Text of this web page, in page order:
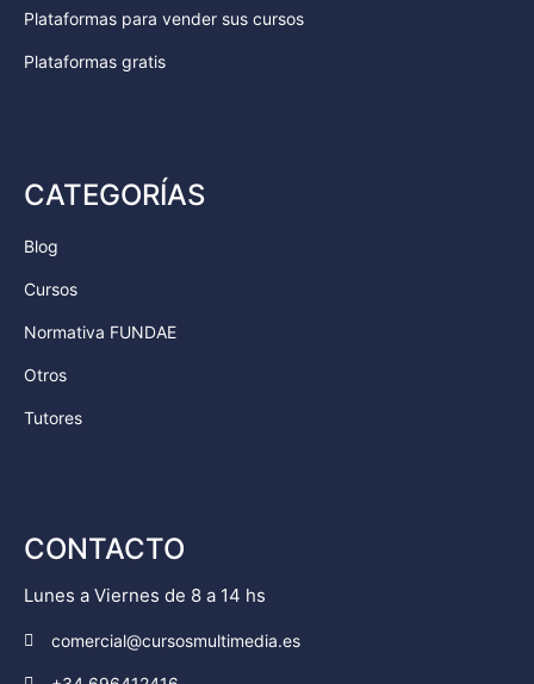
Plataformas para vender sus cursos
Plataformas gratis
CATEGORÍAS
Blog
Cursos
Normativa FUNDAE
Otros
Tutores
CONTACTO
Lunes a Viernes de 8 a 14 hs
comercial@cursosmultimedia.es